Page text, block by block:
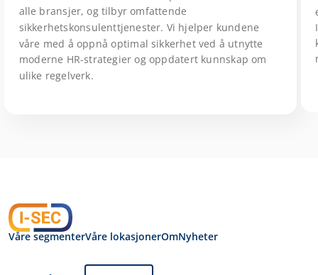
alle bransjer, og tilbyr omfattende
sikkerhetskonsulenttjenester. Vi hjelper kundene
våre med å oppnå optimal sikkerhet ved å utnytte
moderne HR-strategier og oppdatert kunnskap om
ulike regelverk.
Våre segmenterVåre lokasjonerOmNyheter